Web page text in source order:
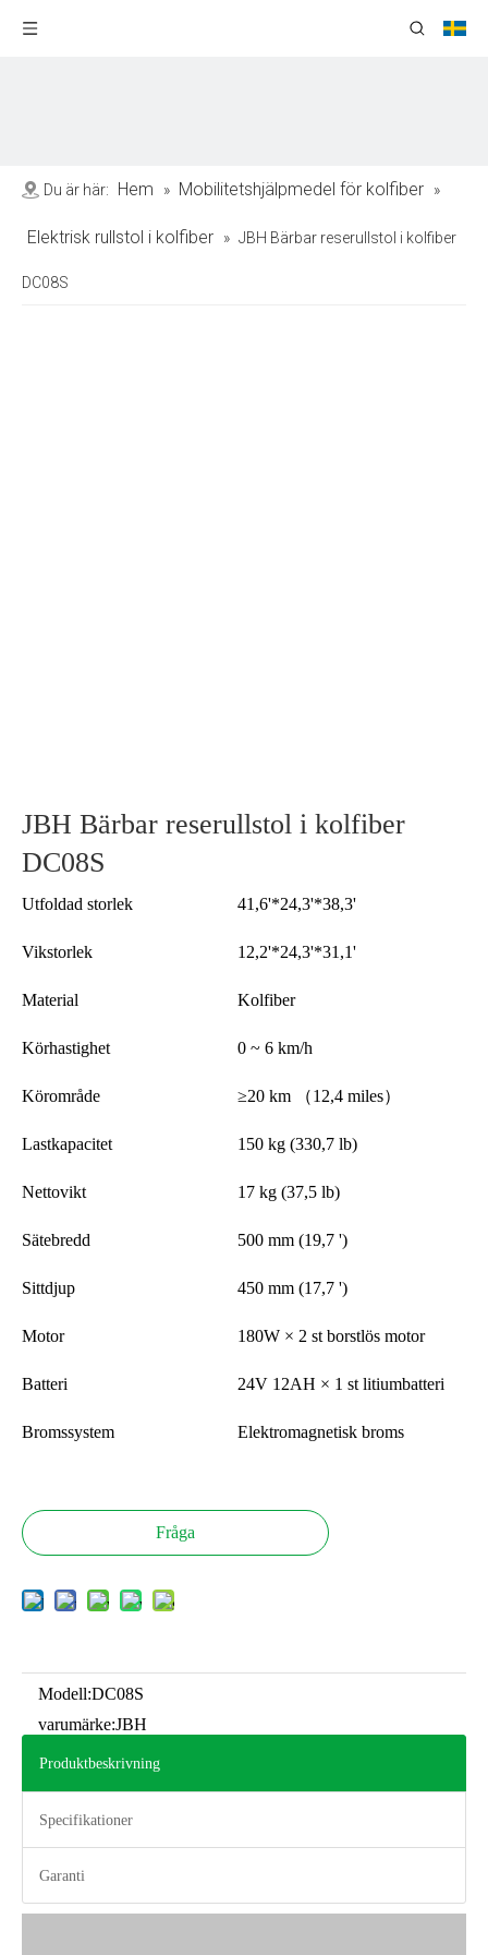
Du är här: Hem » Mobilitetshjälpmedel för kolfiber »
Elektrisk rullstol i kolfiber » JBH Bärbar reserullstol i kolfiber
DC08S
JBH Bärbar reserullstol i kolfiber
DC08S
Utfoldad storlek 41,6'*24,3'*38,3'
Vikstorlek 12,2'*24,3'*31,1'
Material Kolfiber
Körhastighet 0 ~ 6 km/h
Körområde ≥20 km （12,4 miles）
Lastkapacitet 150 kg (330,7 lb)
Nettovikt 17 kg (37,5 lb)
Sätebredd 500 mm (19,7 ')
Sittdjup 450 mm (17,7 ')
Motor 180W × 2 st borstlös motor
Batteri 24V 12AH × 1 st litiumbatteri
Bromssystem Elektromagnetisk broms
Fråga
Modell:DC08S
varumärke:JBH
Produktbeskrivning
Specifikationer
Garanti